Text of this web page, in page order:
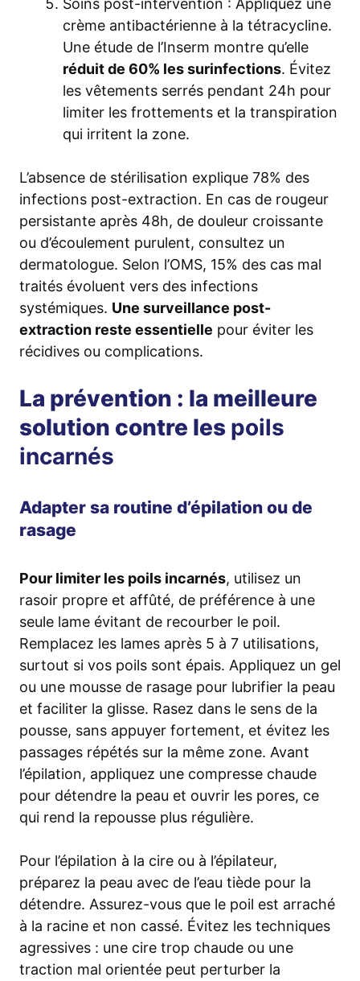
Soins post-intervention : Appliquez une
crème antibactérienne à la tétracycline.
Une étude de l’Inserm montre qu’elle
réduit de 60% les surinfections. Évitez
les vêtements serrés pendant 24h pour
limiter les frottements et la transpiration
qui irritent la zone.
L’absence de stérilisation explique 78% des
infections post-extraction. En cas de rougeur
persistante après 48h, de douleur croissante
ou d’écoulement purulent, consultez un
dermatologue. Selon l’OMS, 15% des cas mal
traités évoluent vers des infections
systémiques. Une surveillance post-
extraction reste essentielle pour éviter les
récidives ou complications.
La prévention : la meilleure
solution contre les poils
incarnés
Adapter sa routine d’épilation ou de
rasage
Pour limiter les poils incarnés, utilisez un
rasoir propre et affûté, de préférence à une
seule lame évitant de recourber le poil.
Remplacez les lames après 5 à 7 utilisations,
surtout si vos poils sont épais. Appliquez un gel
ou une mousse de rasage pour lubrifier la peau
et faciliter la glisse. Rasez dans le sens de la
pousse, sans appuyer fortement, et évitez les
passages répétés sur la même zone. Avant
l’épilation, appliquez une compresse chaude
pour détendre la peau et ouvrir les pores, ce
qui rend la repousse plus régulière.
Pour l’épilation à la cire ou à l’épilateur,
préparez la peau avec de l’eau tiède pour la
détendre. Assurez-vous que le poil est arraché
à la racine et non cassé. Évitez les techniques
agressives : une cire trop chaude ou une
traction mal orientée peut perturber la